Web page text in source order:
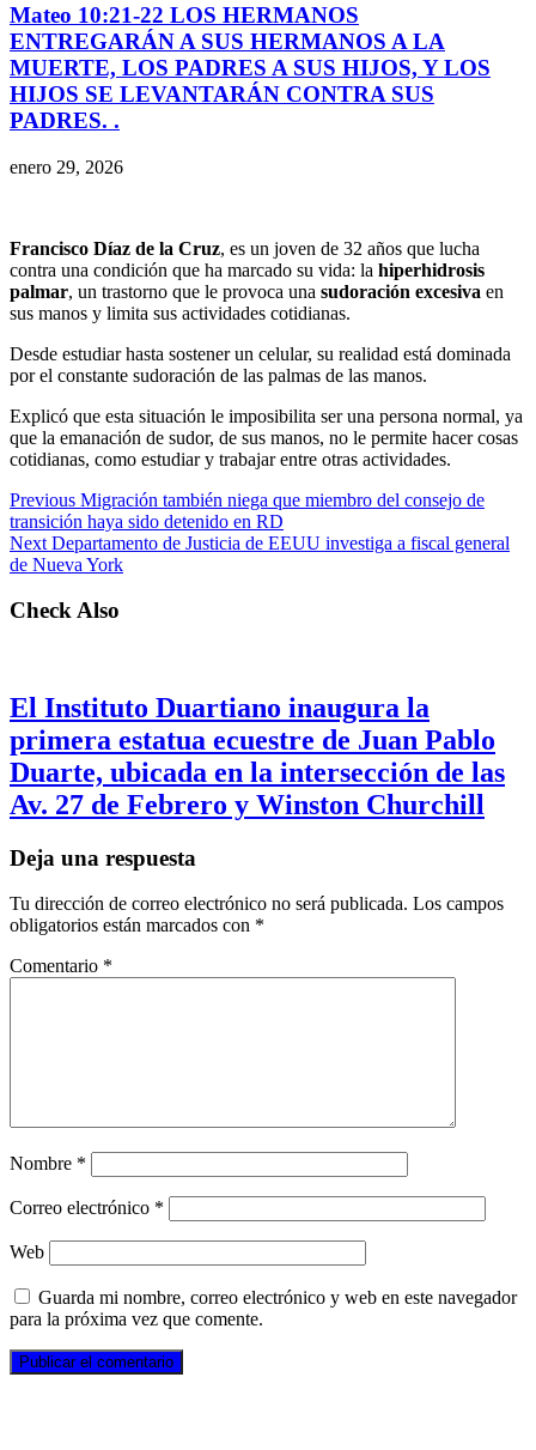
Mateo 10:21-22 LOS HERMANOS
ENTREGARÁN A SUS HERMANOS A LA
MUERTE, LOS PADRES A SUS HIJOS, Y LOS
HIJOS SE LEVANTARÁN CONTRA SUS
PADRES. .
enero 29, 2026
Francisco Díaz de la Cruz, es un joven de 32 años que lucha
contra una condición que ha marcado su vida: la hiperhidrosis
palmar, un trastorno que le provoca una sudoración excesiva en
sus manos y limita sus actividades cotidianas.
Desde estudiar hasta sostener un celular, su realidad está dominada
por el constante sudoración de las palmas de las manos.
Explicó que esta situación le imposibilita ser una persona normal, ya
que la emanación de sudor, de sus manos, no le permite hacer cosas
cotidianas, como estudiar y trabajar entre otras actividades.
Previous Migración también niega que miembro del consejo de
transición haya sido detenido en RD
Next Departamento de Justicia de EEUU investiga a fiscal general
de Nueva York
Check Also
El Instituto Duartiano inaugura la
primera estatua ecuestre de Juan Pablo
Duarte, ubicada en la intersección de las
Av. 27 de Febrero y Winston Churchill
Deja una respuesta
Tu dirección de correo electrónico no será publicada. Los campos
obligatorios están marcados con *
Comentario *
Nombre *
Correo electrónico *
Web
Guarda mi nombre, correo electrónico y web en este navegador
para la próxima vez que comente.